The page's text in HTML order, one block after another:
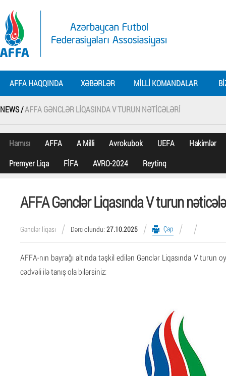
AFFA HAQQINDA XƏBƏRLƏR MILLI KOMANDALAR
NEWS /AFFA GƏNCLƏR LIQASINDA V TURUN NƏTICƏLƏRI
Hamısı AFFA A Milli Avrokubok UEFA
Hakimlər
Premyer Liqa
FİFA AVRO-2024 Reytinq
AFFA Gənclər Liqasında V turun
Gənclər liqası Dərc olundu: 27.10.2025 Çap
AFFA-nın bayrağı altında təşkil edilən Gənclər Liqasında V turun
cədvəli ilə tanış ola bilərsiniz: